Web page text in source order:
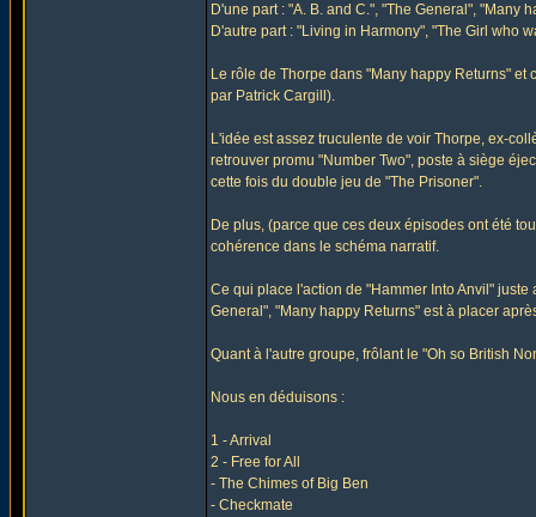
D'une part : "A. B. and C.", "The General", "Many
D'autre part : "Living in Harmony", "The Girl who
Le rôle de Thorpe dans "Many happy Returns"
par Patrick Cargill).
L'idée est assez truculente de voir Thorpe, ex-
retrouver promu "Number Two", poste à siège
cette fois du double jeu de "The Prisoner".
De plus, (parce que ces deux épisodes ont été
cohérence dans le schéma narratif.
Ce qui place l'action de "Hammer Into Anvil"
General", "Many happy Returns" est à placer
Quant à l'autre groupe, frôlant le "Oh so British
Nous en déduisons :
1 - Arrival
2 - Free for All
- The Chimes of Big Ben
- Checkmate